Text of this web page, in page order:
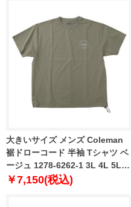
大きいサイズ メンズ Coleman
裾ドローコード 半袖 Tシャツ ベ
ージュ 1278-6262-1 3L 4L 5L
6L 8L
￥7,150(税込)